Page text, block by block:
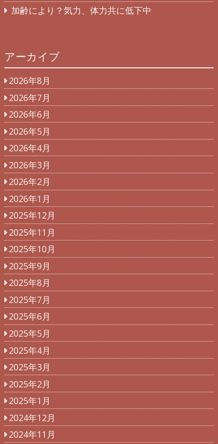
加齢により？気力、体力共に低下中
アーカイブ
2026年8月
2026年7月
2026年6月
2026年5月
2026年4月
2026年3月
2026年2月
2026年1月
2025年12月
2025年11月
2025年10月
2025年9月
2025年8月
2025年7月
2025年6月
2025年5月
2025年4月
2025年3月
2025年2月
2025年1月
2024年12月
2024年11月